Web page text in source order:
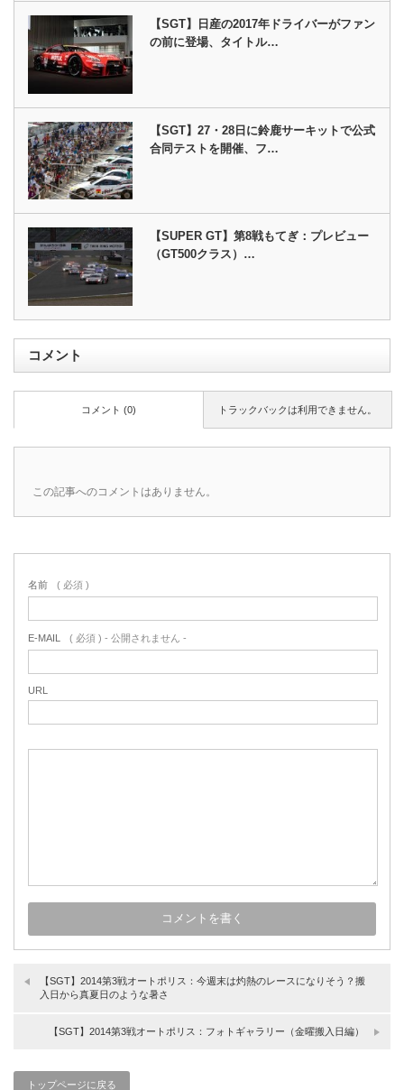
【SGT】日産の2017年ドライバーがファン
の前に登場、タイトル…
【SGT】27・28日に鈴鹿サーキットで公式
合同テストを開催、フ…
【SUPER GT】第8戦もてぎ：プレビュー
（GT500クラス）…
コメント
トラックバックは利用できません。
コメント (0)
この記事へのコメントはありません。
名前 ( 必須 )
E-MAIL ( 必須 ) - 公開されません -
URL
【SGT】2014第3戦オートポリス：今週末は灼熱のレースになりそう？搬
入日から真夏日のような暑さ
【SGT】2014第3戦オートポリス：フォトギャラリー（金曜搬入日編）
トップページに戻る